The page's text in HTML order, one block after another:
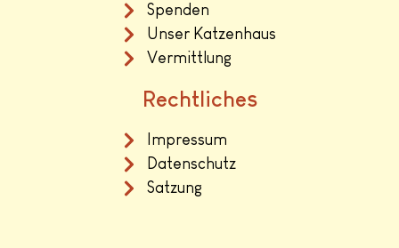
Spenden
Unser Katzenhaus
Vermittlung
Rechtliches
Impressum
Datenschutz
Satzung